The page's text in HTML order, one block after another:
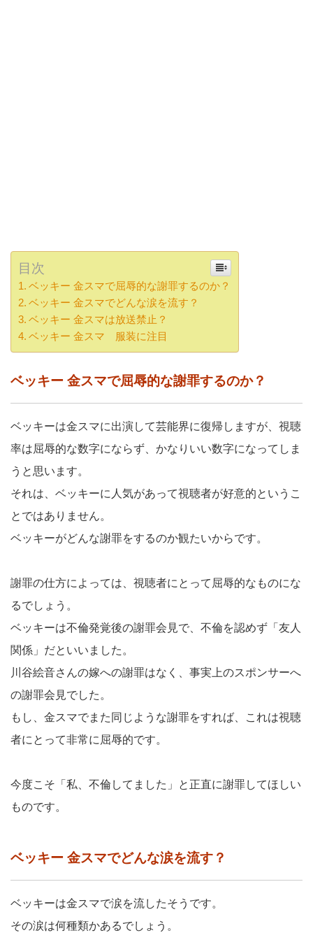
目次
ベッキー 金スマで屈辱的な謝罪するのか？
ベッキー 金スマでどんな涙を流す？
ベッキー 金スマは放送禁止？
ベッキー 金スマ 服装に注目
ベッキー 金スマで屈辱的な謝罪するのか？
ベッキーは金スマに出演して芸能界に復帰しますが、視聴
率は屈辱的な数字にならず、かなりいい数字になってしま
うと思います。
それは、ベッキーに人気があって視聴者が好意的というこ
とではありません。
ベッキーがどんな謝罪をするのか観たいからです。
謝罪の仕方によっては、視聴者にとって屈辱的なものにな
るでしょう。
ベッキーは不倫発覚後の謝罪会見で、不倫を認めず「友人
関係」だといいました。
川谷絵音さんの嫁への謝罪はなく、事実上のスポンサーへ
の謝罪会見でした。
もし、金スマでまた同じような謝罪をすれば、これは視聴
者にとって非常に屈辱的です。
今度こそ「私、不倫してました」と正直に謝罪してほしい
ものです。
ベッキー 金スマでどんな涙を流す？
ベッキーは金スマで涙を流したそうです。
その涙は何種類かあるでしょう。